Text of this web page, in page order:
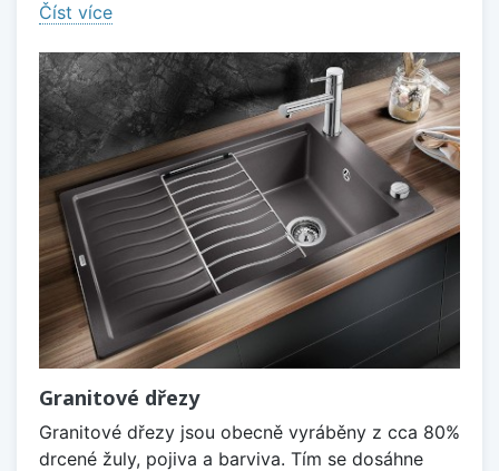
Číst více
Granitové dřezy
Granitové dřezy jsou obecně vyráběny z cca 80%
drcené žuly, pojiva a barviva. Tím se dosáhne